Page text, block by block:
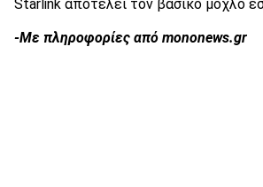
Starlink αποτελεί τον βασικό μοχλό
-Με πληροφορίες από mononews.gr